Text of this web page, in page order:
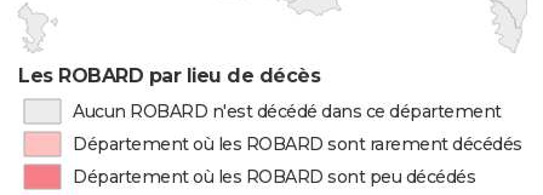
Les ROBARD par lieu de décès
Aucun ROBARD n'est décédé dans ce département
Département où les ROBARD sont rarement décédés
Département où les ROBARD sont peu décédés